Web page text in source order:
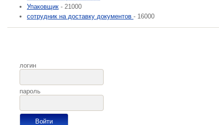
Упаковщик - 21000
сотрудник на доставку документов - 16000
логин
пароль